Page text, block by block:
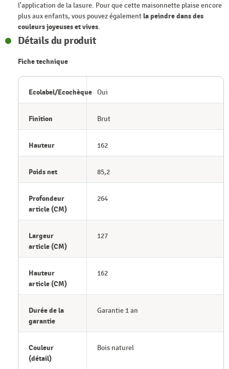
l'application de la lasure. Pour que cette maisonnette plaise encore
plus aux enfants, vous pouvez égalementla peindre dans des
couleurs joyeuses et vives.
Détails du produit
Fiche technique
Ecolabel/Ecochèque Oui
Finition Brut
Hauteur 162
Poids net 85,2
Profondeur
article (CM)
264
Largeur
article (CM)
127
Hauteur
article (CM)
162
Durée de la
garantie
Garantie 1 an
Couleur
(détail)
Bois naturel